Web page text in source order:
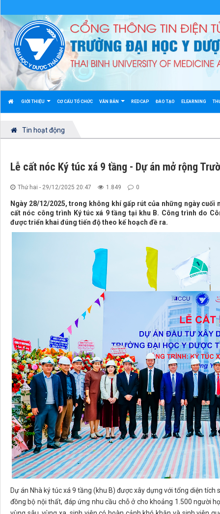
GIỚI THIỆU CƠ CẤU TỔ CHỨC VĂN BẢN REDCAP ĐÀO TẠO ELEARNING
Tin hoạt động
Lễ cất nóc Ký túc xá 9 tầng - Dự án mở rộng
Thứ hai - 29/12/2025 20:47 1.849 0
Ngày 28/12/2025, trong không khí gấp rút của những ngày
cất nóc công trình Ký túc xá 9 tầng tại khu B. Công trình do
được triển khai đúng tiến độ theo kế hoạch đề ra.
Dự án Nhà ký túc xá 9 tầng (khu B) được xây dựng với tổng diện
đồng bộ nội thất, đáp ứng nhu cầu chỗ ở cho khoảng 1.500 người